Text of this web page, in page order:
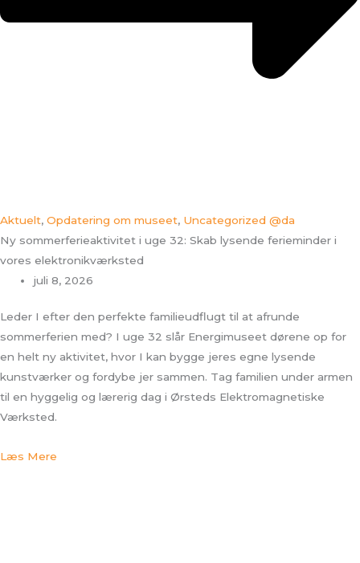
Aktuelt, Opdatering om museet, Uncategorized @da
Ny sommerferieaktivitet i uge 32: Skab lysende ferieminder i
vores elektronikværksted
juli 8, 2026
Leder I efter den perfekte familieudflugt til at afrunde
sommerferien med? I uge 32 slår Energimuseet dørene op for
en helt ny aktivitet, hvor I kan bygge jeres egne lysende
kunstværker og fordybe jer sammen. Tag familien under armen
til en hyggelig og lærerig dag i Ørsteds Elektromagnetiske
Værksted.
Læs Mere